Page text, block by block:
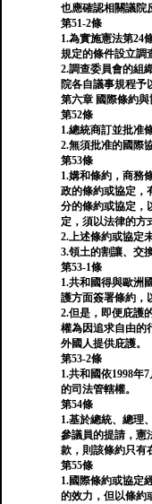
也應確認相關議院
第51-2條
1.為實施憲法第24
規定的條件設立調
2.調查委員會的組
院各自議事規程予
第六章 國際條約與
第52條
1.總統商訂並批准
2.無須批准的國際
第53條
1.媾和條約，商務
政的條約或協定，
分的條約或協定，
定，須以法律的方
2.上述條約或協定
3.領土的割讓、交
第53-1條
1.共和國得與歐洲
護方面簽署條約，
2.但是，即便庇護
權為因追求自由的
外國人提供庇護。
第53-2條
1.共和國依1998年
的司法管轄權。
第54條
1.基於總統、總理
參議員的提請，憲
款，則該條約只有
第55條
1.國際條約或協定
的效力，但以條約